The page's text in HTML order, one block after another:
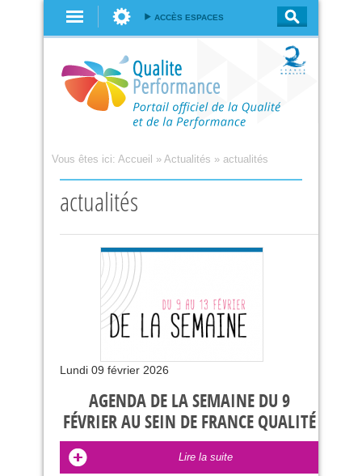
ACCÈS ESPACES
Vous êtes ici: Accueil » Actualités » actualités
actualités
Lundi 09 février 2026
AGENDA DE LA SEMAINE DU 9
FÉVRIER AU SEIN DE FRANCE QUALITÉ
Lire la suite